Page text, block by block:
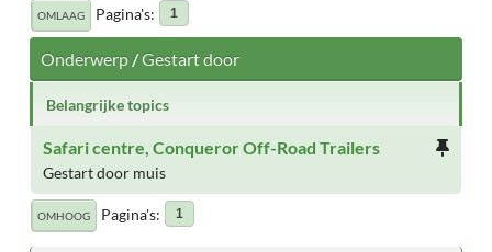
OMLAAG Pagina's 1
Onderwerp/Gestart door
Belangrijke topics
Safari centre, Conqueror Off-Road Trailers
Gestart door muis
OMHOOG Pagina's 1